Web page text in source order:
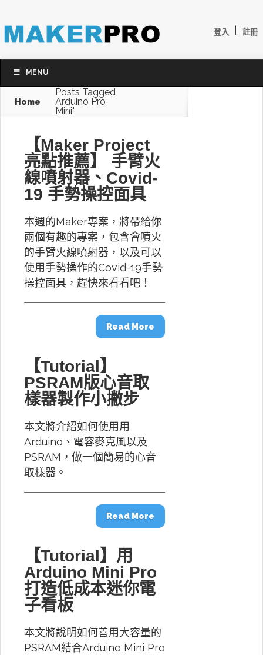
登入 註冊
MENU
Home
Posts Tagged
Arduino Pro
Mini"
【Maker Project
亮點推薦】 手臂火
線噴射器、Covid-
19 手勢操控面具
本週的Maker專案，將帶給你
兩個有趣的專案，包含會噴火
的手臂火線噴射器，以及可以
使用手勢操作的Covid-19手勢
操控面具，趕快來看看吧！
Read More
【Tutorial】
PSRAM版心音取
樣器製作小撇步
本文將介紹如何使用用
Arduino、電容麥克風以及
PSRAM，做一個簡易的心音
取樣器。
Read More
【Tutorial】用
Arduino Mini Pro
打造低成本迷你電
子看板
本文將說明如何善用大容量的
PSRAM結合Arduino Mini Pro